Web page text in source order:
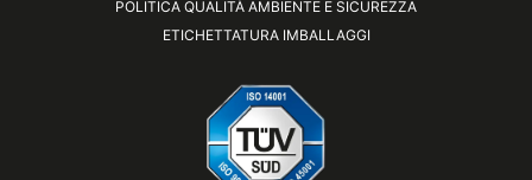
POLITICA QUALITÀ AMBIENTE E SICUREZZA
ETICHETTATURA IMBALLAGGI